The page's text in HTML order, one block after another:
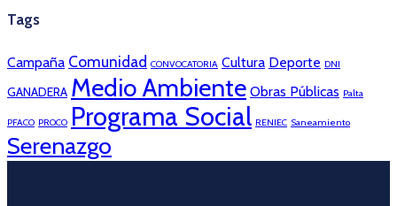
Tags
Campaña Comunidad CONVOCATORIA Cultura Deporte DNI
GANADERA Medio Ambiente Obras Públicas Palta
PFACO PROCO Programa Social RENIEC Saneamiento
Serenazgo